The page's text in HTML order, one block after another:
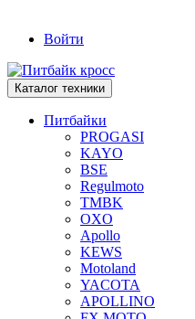
Войти
Каталог техники
Питбайки
PROGASI
KAYO
BSE
Regulmoto
TMBK
OXO
Apollo
KEWS
Motoland
YACOTA
APOLLINO